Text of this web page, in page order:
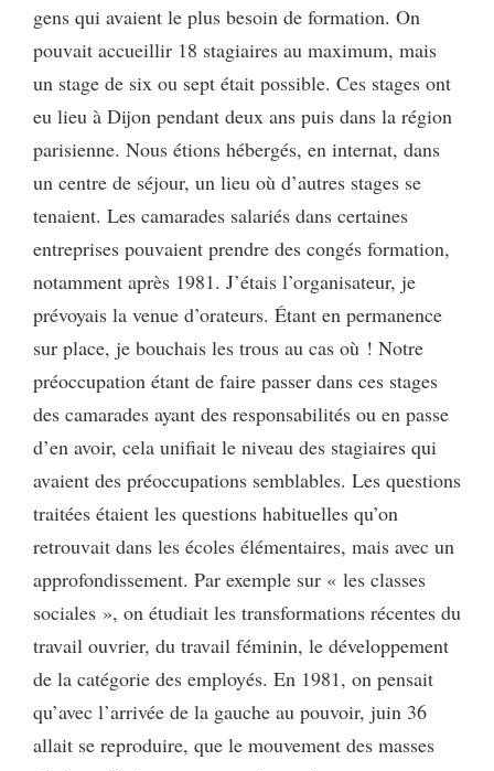
gens qui avaient le plus besoin de formation. On
pouvait accueillir 18 stagiaires au maximum, mais
un stage de six ou sept était possible. Ces stages ont
eu lieu à Dijon pendant deux ans puis dans la région
parisienne. Nous étions hébergés, en internat, dans
un centre de séjour, un lieu où d’autres stages se
tenaient. Les camarades salariés dans certaines
entreprises pouvaient prendre des congés formation,
notamment après 1981. J’étais l’organisateur, je
prévoyais la venue d’orateurs. Étant en permanence
sur place, je bouchais les trous au cas où ! Notre
préoccupation étant de faire passer dans ces stages
des camarades ayant des responsabilités ou en passe
d’en avoir, cela unifiait le niveau des stagiaires qui
avaient des préoccupations semblables. Les questions
traitées étaient les questions habituelles qu’on
retrouvait dans les écoles élémentaires, mais avec un
approfondissement. Par exemple sur « les classes
sociales », on étudiait les transformations récentes du
travail ouvrier, du travail féminin, le développement
de la catégorie des employés. En 1981, on pensait
qu’avec l’arrivée de la gauche au pouvoir, juin 36
allait se reproduire, que le mouvement des masses